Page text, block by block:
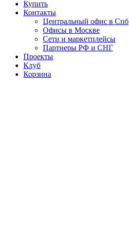
Купить
Контакты
Центральный офис в Спб
Офисы в Москве
Сети и маркетплейсы
Партнеры РФ и СНГ
Проекты
Клуб
Корзина